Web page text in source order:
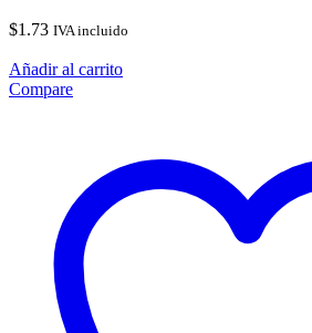
$1.73 IVA incluido
Añadir al carrito
Compare